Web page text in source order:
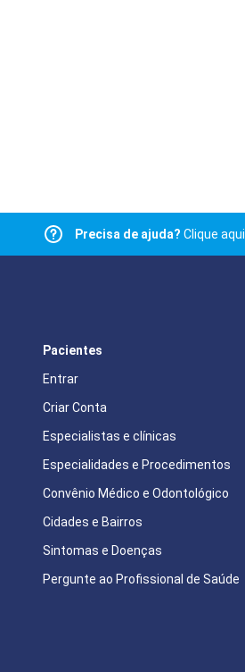
Precisa de ajuda? Clique aqui
Pacientes
Entrar
Criar Conta
Especialistas e clínicas
Especialidades e Procedimentos
Convênio Médico e Odontológico
Cidades e Bairros
Sintomas e Doenças
Pergunte ao Profissional de Saúde